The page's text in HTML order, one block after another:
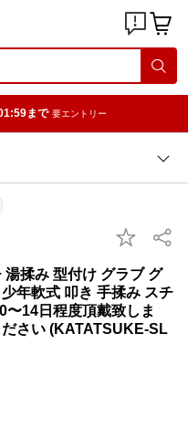
まで 要エントリー
揉み 型付け グラブ グ
年軟式 叩き 手揉み スチ
14日程度頂戴致しま
さい (KATATSUKE-SL